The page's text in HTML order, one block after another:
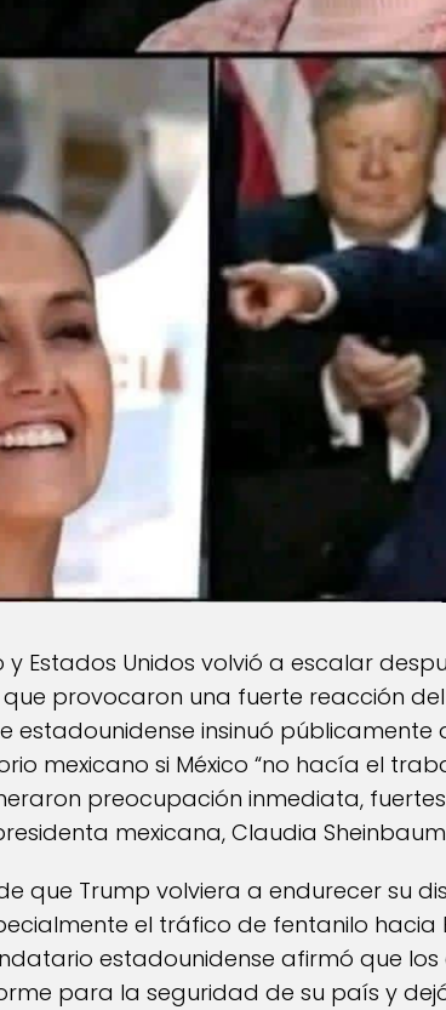
y Estados Unidos volvió a escalar
provocaron una fuerte reacción
estadounidense insinuó públicamente
mexicano si México “no hacía el
preocupación inmediata,
mexicana, Claudia
que Trump volviera a endurecer su
el tráfico de fentanilo hacia
estadounidense afirmó que los
para la seguridad de su país y